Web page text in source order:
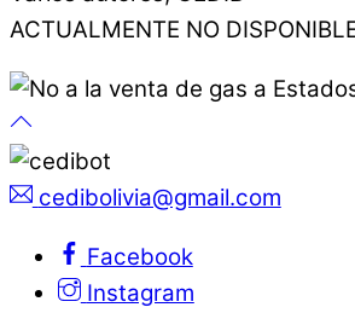
ACTUALMENTE NO
cedibolivia@gmail.com
Facebook
Instagram